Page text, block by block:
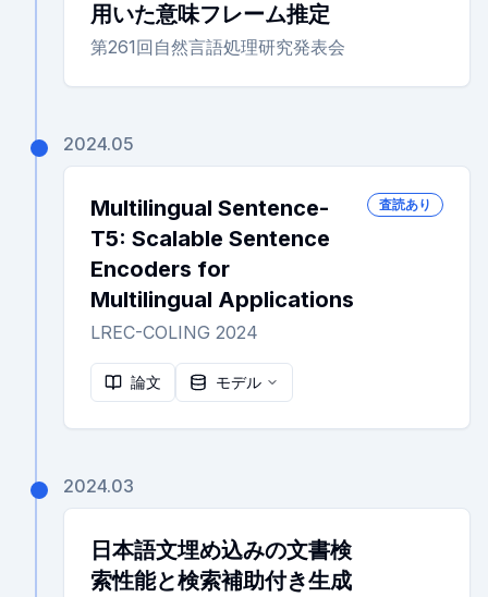
用いた意味フレーム推定
第261回自然言語処理研究発表会
2024.05
Multilingual Sentence-
T5: Scalable Sentence
Encoders for
Multilingual Applications
査読あり
LREC-COLING 2024
論文 モデル
2024.03
日本語文埋め込みの文書検
索性能と検索補助付き生成